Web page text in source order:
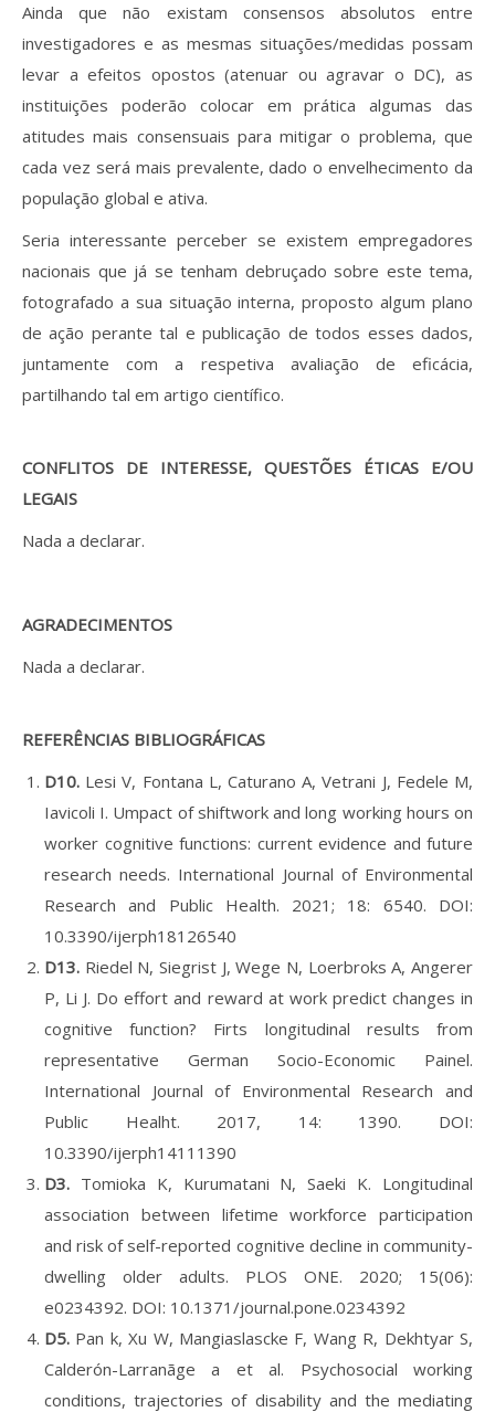
Ainda que não existam consensos absolutos entre
investigadores e as mesmas situações/medidas possam
levar a efeitos opostos (atenuar ou agravar o DC), as
instituições poderão colocar em prática algumas das
atitudes mais consensuais para mitigar o problema, que
cada vez será mais prevalente, dado o envelhecimento da
população global e ativa.
Seria interessante perceber se existem empregadores
nacionais que já se tenham debruçado sobre este tema,
fotografado a sua situação interna, proposto algum plano
de ação perante tal e publicação de todos esses dados,
juntamente com a respetiva avaliação de eficácia,
partilhando tal em artigo científico.
CONFLITOS DE INTERESSE, QUESTÕES ÉTICAS E/OU
LEGAIS
Nada a declarar.
AGRADECIMENTOS
Nada a declarar.
REFERÊNCIAS BIBLIOGRÁFICAS
D10. Lesi V, Fontana L, Caturano A, Vetrani J, Fedele M,
Iavicoli I. Umpact of shiftwork and long working hours on
worker cognitive functions: current evidence and future
research needs. International Journal of Environmental
Research and Public Health. 2021; 18: 6540. DOI:
10.3390/ijerph18126540
D13. Riedel N, Siegrist J, Wege N, Loerbroks A, Angerer
P, Li J. Do effort and reward at work predict changes in
cognitive function? Firts longitudinal results from
representative German Socio-Economic Painel.
International Journal of Environmental Research and
Public Healht. 2017, 14: 1390. DOI:
10.3390/ijerph14111390
D3. Tomioka K, Kurumatani N, Saeki K. Longitudinal
association between lifetime workforce participation
and risk of self-reported cognitive decline in community-
dwelling older adults. PLOS ONE. 2020; 15(06):
e0234392. DOI: 10.1371/journal.pone.0234392
D5. Pan k, Xu W, Mangiaslascke F, Wang R, Dekhtyar S,
Calderón-Larranãge a et al. Psychosocial working
conditions, trajectories of disability and the mediating